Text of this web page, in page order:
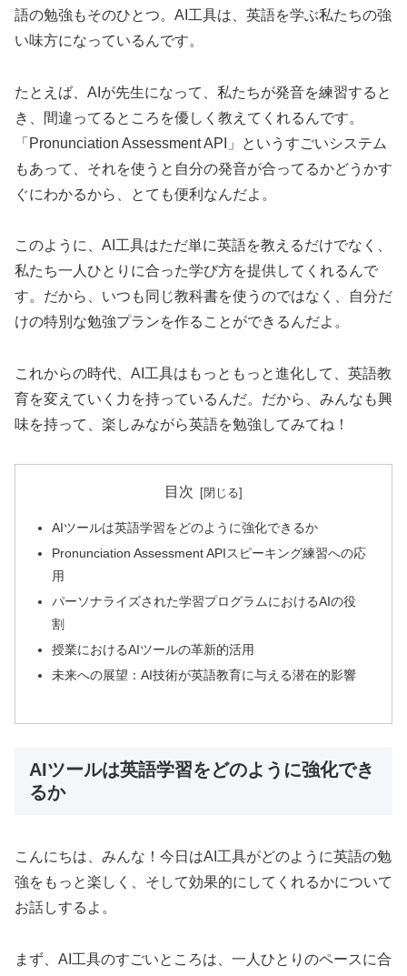
語の勉強もそのひとつ。AI工具は、英語を学ぶ私たちの強
い味方になっているんです。
たとえば、AIが先生になって、私たちが発音を練習すると
き、間違ってるところを優しく教えてくれるんです。
「Pronunciation Assessment API」というすごいシステム
もあって、それを使うと自分の発音が合ってるかどうかす
ぐにわかるから、とても便利なんだよ。
このように、AI工具はただ単に英語を教えるだけでなく、
私たち一人ひとりに合った学び方を提供してくれるんで
す。だから、いつも同じ教科書を使うのではなく、自分だ
けの特別な勉強プランを作ることができるんだよ。
これからの時代、AI工具はもっともっと進化して、英語教
育を変えていく力を持っているんだ。だから、みんなも興
味を持って、楽しみながら英語を勉強してみてね！
目次
AIツールは英語学習をどのように強化できるか
Pronunciation Assessment APIスピーキング練習への応
用
パーソナライズされた学習プログラムにおけるAIの役
割
授業におけるAIツールの革新的活用
未来への展望：AI技術が英語教育に与える潜在的影響
AIツールは英語学習をどのように強化でき
るか
こんにちは、みんな！今日はAI工具がどのように英語の勉
強をもっと楽しく、そして効果的にしてくれるかについて
お話しするよ。
まず、AI工具のすごいところは、一人ひとりのペースに合